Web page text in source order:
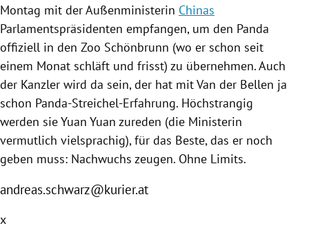
Montag mit der Außenministerin Chinas
Parlamentspräsidenten empfangen, um den Panda
offiziell in den Zoo Schönbrunn (wo er schon seit
einem Monat schläft und frisst) zu übernehmen. Auch
der Kanzler wird da sein, der hat mit Van der Bellen ja
schon Panda-Streichel-Erfahrung. Höchstrangig
werden sie Yuan Yuan zureden (die Ministerin
vermutlich vielsprachig), für das Beste, das er noch
geben muss: Nachwuchs zeugen. Ohne Limits.
andreas.schwarz@kurier.at
x